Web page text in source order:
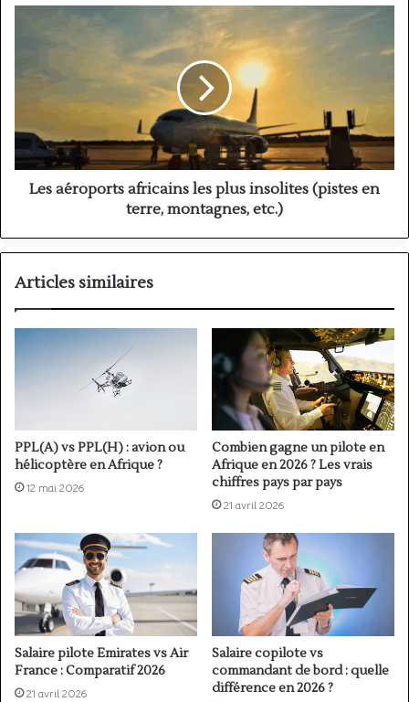
Les
aéroports
africains
les
plus
insolites
(pistes
en
terre,
montagnes,
Les aéroports africains les plus insolites (pistes en
terre, montagnes, etc.)
Articles similaires
PPL(A) vs PPL(H) : avion ou
hélicoptère en Afrique ?
12 mai 2026
Combien gagne un pilote en
Afrique en 2026 ? Les vrais
chiffres pays par pays
21 avril 2026
Salaire pilote Emirates vs Air
France : Comparatif 2026
21 avril 2026
Salaire copilote vs
commandant de bord : quelle
différence en 2026 ?